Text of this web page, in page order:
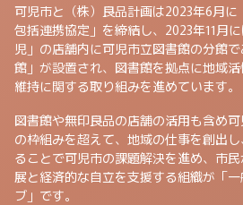
可児市と（株）良品計画は2023年6月に
包括連携協定」を締結し、2023年11月
児」の店舗内に可児市立図書館の分館
館」が設置され、図書館を拠点に地域
維持に関する取り組みを進めています。
図書館や無印良品の店舗の活用も含め
の枠組みを超えて、地域の仕事を創出
ることで可児市の課題解決を進め、市
展と経済的な自立を支援する組織が「
ブ」です。